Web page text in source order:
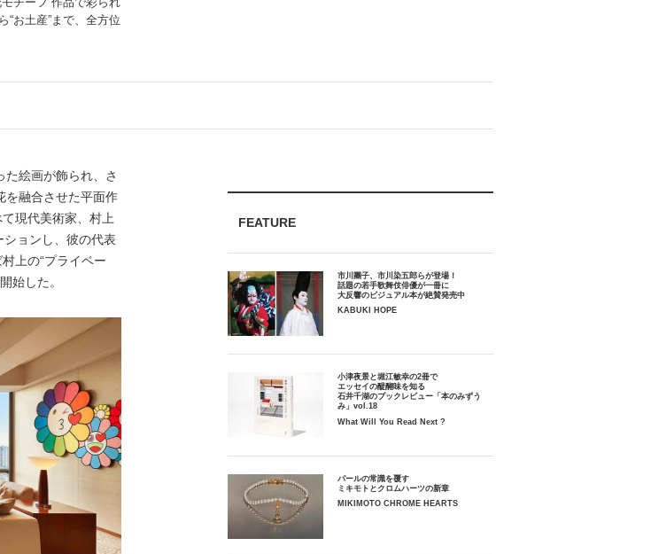
“お土産”まで、全方位
絵画が飾られ、さ
を融合させた平面作
現代美術家、村上
ョンし、彼の代表
上の“プライベー
始した。
FEATURE
市川團子、市川染五郎らが登場！
話題の若手歌舞伎俳優が一冊に
大反響のビジュアル本が絶賛発売中
KABUKI HOPE
小津夜景と堀江敏幸の2冊で
エッセイの醍醐味を知る
石井千湖のブックレビュー「本のみずう
み」vol.18
What Will You Read Next ?
パールの常識を覆す
ミキモトとクロムハーツの新章
MIKIMOTO CHROME HEARTS